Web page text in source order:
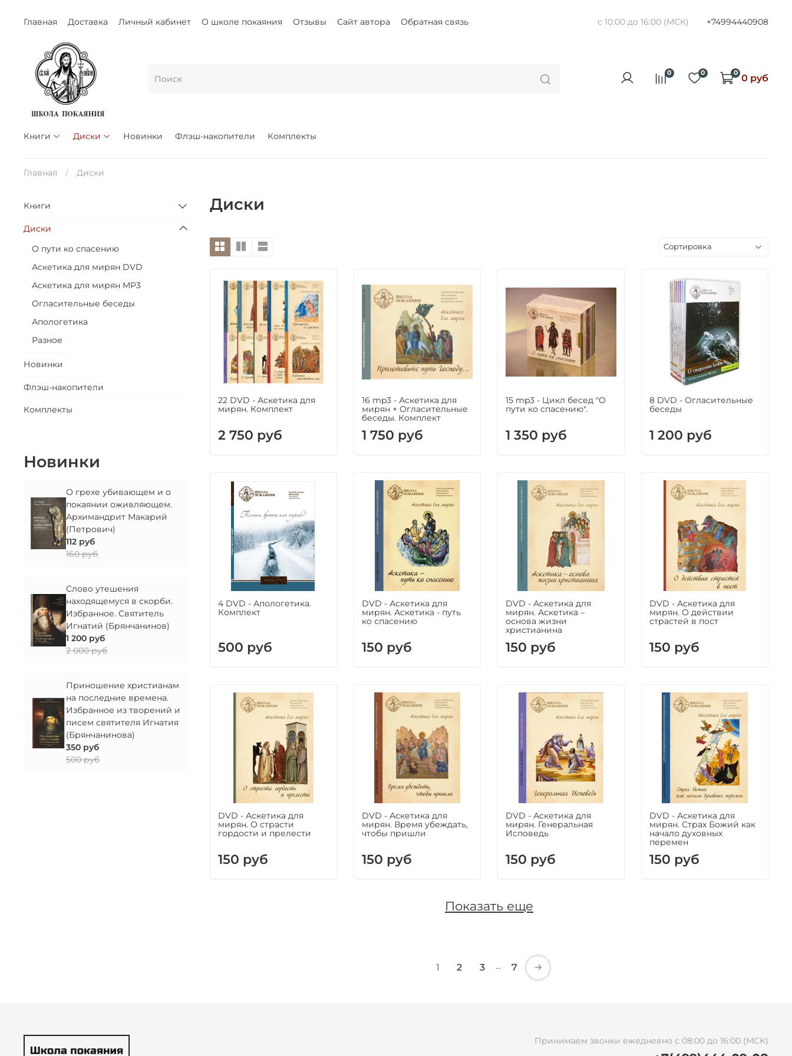
Главная Доставка Личный кабинет О школе покаяния Отзывы Сайт автора Обратная связь с 10:00 до 16:00 (МСК) +74994440908
0 0 0 0 руб
Книги Диски Новинки Флэш-накопители Комплекты
Главная Диски
Диски
22 DVD - Аскетика для
мирян. Комплект
2 750 руб
16 mp3 - Аскетика для
мирян + Огласительные
беседы. Комплект
1 750 руб
15 mp3 - Цикл бесед "О
пути ко спасению".
1 350 руб
8 DVD - Огласительные
беседы
1 200 руб
4 DVD - Апологетика.
Комплект
500 руб
DVD - Аскетика для
мирян. Аскетика - путь
ко спасению
150 руб
DVD - Аскетика для
мирян. Аскетика –
основа жизни
христианина
150 руб
DVD - Аскетика для
мирян. О действии
страстей в пост
150 руб
DVD - Аскетика для
мирян. О страсти
гордости и прелести
150 руб
DVD - Аскетика для
мирян. Время убеждать,
чтобы пришли
150 руб
DVD - Аскетика для
мирян. Генеральная
Исповедь
150 руб
DVD - Аскетика для
мирян. Страх Божий как
начало духовных
перемен
150 руб
Показать еще
1 2 3 … 7
Книги
Диски
О пути ко спасению
Аскетика для мирян DVD
Аскетика для мирян MP3
Огласительные беседы
Апологетика
Разное
Новинки
Флэш-накопители
Комплекты
Новинки
О грехе убивающем и о
покаянии оживляющем.
Архимандрит Макарий
(Петрович)
112 руб
160 руб
Слово утешения
находящемуся в скорби.
Избранное. Святитель
Игнатий (Брянчанинов)
1 200 руб
2 000 руб
Приношение христианам
на последние времена.
Избранное из творений и
писем святителя Игнатия
(Брянчанинова)
350 руб
500 руб
Принимаем звонки ежедневно с 08:00 до 16:00 (МСК)